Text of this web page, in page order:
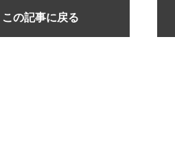
この記事に戻る